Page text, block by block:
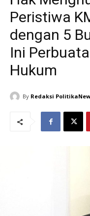
Peristiwa
dengan 5
Ini
Hukum
By Redaksi